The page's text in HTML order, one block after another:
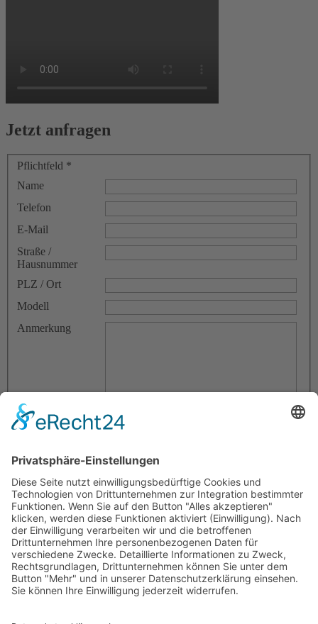
Jetzt anfragen
Pflichtfeld *
Name
Telefon
E-Mail
Straße /
Hausnummer
PLZ / Ort
Modell
Anmerkung
Fahrzeug